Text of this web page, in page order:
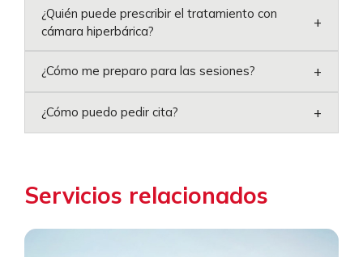
¿Quién puede prescribir el tratamiento con
cámara hiperbárica?
+
¿Cómo me preparo para las sesiones? +
¿Cómo puedo pedir cita? +
Servicios relacionados